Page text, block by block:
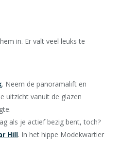
in. Er valt veel leuks te
. Neem de panoramalift en
uitzicht vanuit de glazen
als je actief bezig bent, toch?
Hill. In het hippe Modekwartier